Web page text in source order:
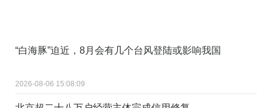
“白海豚”迫近，8月会有几个台风登陆或影响我国
2026-08-06 15:08:09